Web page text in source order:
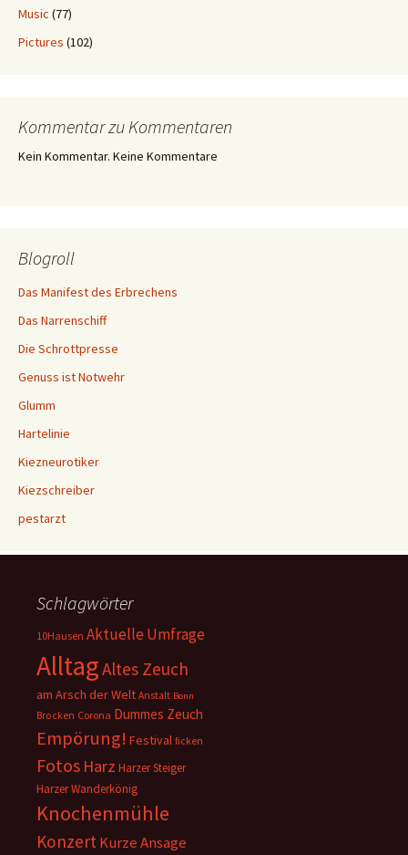
Music (77)
Pictures (102)
Kommentar zu Kommentaren
Kein Kommentar. Keine Kommentare
Blogroll
Das Manifest des Erbrechens
Das Narrenschiff
Die Schrottpresse
Genuss ist Notwehr
Glumm
Hartelinie
Kiezneurotiker
Kiezschreiber
pestarzt
Schlagwörter
10Hausen Aktuelle Umfrage
AlltagAltes Zeuch
am Arsch der Welt Anstalt Bonn
Brocken Corona Dummes Zeuch
Empörung! Festival ficken
Fotos Harz Harzer Steiger
Harzer Wanderkönig
Knochenmühle
KonzertKurze Ansage